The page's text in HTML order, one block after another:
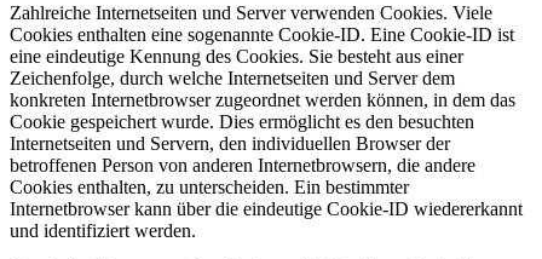
Zahlreiche Internetseiten und Server verwenden Cookies. Viele
Cookies enthalten eine sogenannte Cookie-ID. Eine Cookie-ID ist
eine eindeutige Kennung des Cookies. Sie besteht aus einer
Zeichenfolge, durch welche Internetseiten und Server dem
konkreten Internetbrowser zugeordnet werden können, in dem das
Cookie gespeichert wurde. Dies ermöglicht es den besuchten
Internetseiten und Servern, den individuellen Browser der
betroffenen Person von anderen Internetbrowsern, die andere
Cookies enthalten, zu unterscheiden. Ein bestimmter
Internetbrowser kann über die eindeutige Cookie-ID wiedererkannt
und identifiziert werden.